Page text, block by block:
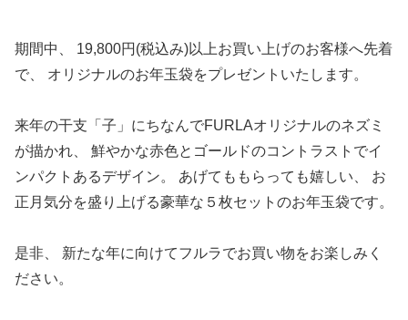
期間中、 19,800円(税込み)以上お買い上げのお客様へ先着
で、 オリジナルのお年玉袋をプレゼントいたします。
来年の干支「子」にちなんでFURLAオリジナルのネズミ
が描かれ、 鮮やかな赤色とゴールドのコントラストでイ
ンパクトあるデザイン。 あげてももらっても嬉しい、 お
正月気分を盛り上げる豪華な５枚セットのお年玉袋です。
是非、 新たな年に向けてフルラでお買い物をお楽しみく
ださい。